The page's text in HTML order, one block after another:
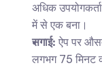
अधिक
में से एक बना।
सगाई: ऐप पर
लगभग 75 मिनट